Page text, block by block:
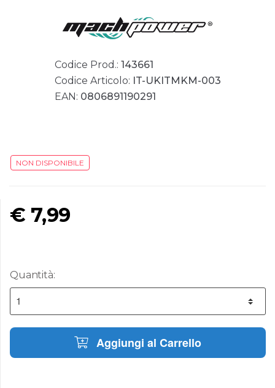
Codice Prod.: 143661
Codice Articolo: IT-UKITMKM-003
EAN: 0806891190291
NON DISPONIBILE
€ 7,99
Quantità:
Aggiungi al Carrello